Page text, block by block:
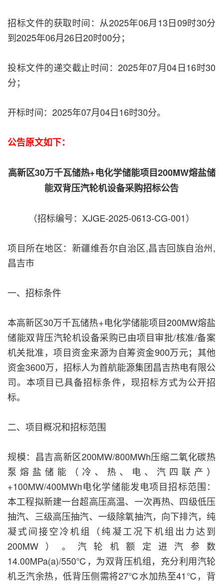
招标文件的获取时间：从2025年06月13日09时30分
到2025年06月26日20时00分；
投标文件的递交截止时间：2025年07月04日16时30
分；
开标时间：2025年07月04日16时30分。
公告原文如下：
高新区30万千瓦储热+电化学储能项目200MW熔盐储
能双背压汽轮机设备采购招标公告
（招标编号：XJGE-2025-0613-CG-001）
项目所在地区：新疆维吾尔自治区,昌吉回族自治州,
昌吉市
一、招标条件
本高新区30万千瓦储热+电化学储能项目200MW熔盐
储能双背压汽轮机设备采购已由项目审批/核准/备案
机关批准，项目资金来源为自筹资金900万元；其他
资金3600万，招标人为首航能源集团昌吉热电有限公
司。本项目已具备招标条件，现招标方式为公开招
标。
二、项目概况和招标范围
规模：昌吉高新区200MW/800MWh压缩二氧化碳热
泵熔盐储能（冷、热、电、汽四联产）
+100MW/400MWh电化学储能发电项目招标范围：
本工程拟新建一台超高压高温、一次再热、四级低压
抽汽、三级高压抽汽、一级除氧抽汽，向下排汽，纯
凝式间接空冷机组（纯凝工况下机组出力达到
200MW）。汽轮机额定进汽参数
14.00MPa(a)/550℃，为双背压机组，充分利用汽轮
机乏汽余热，低背压侧需将27℃水加热至41℃，背